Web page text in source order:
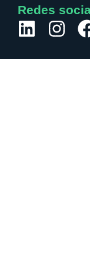
Redes